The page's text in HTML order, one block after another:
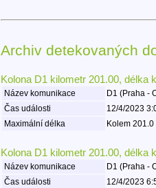
Archiv detekovaných
Kolona D1 kilometr 201.00, délka
Název komunikace
D1 (Praha -
Čas události
12/4/2023
Maximální délka
Kolem
Kolona D1 kilometr 201.00, délka
Název komunikace
D1 (Praha -
Čas události
12/4/2023